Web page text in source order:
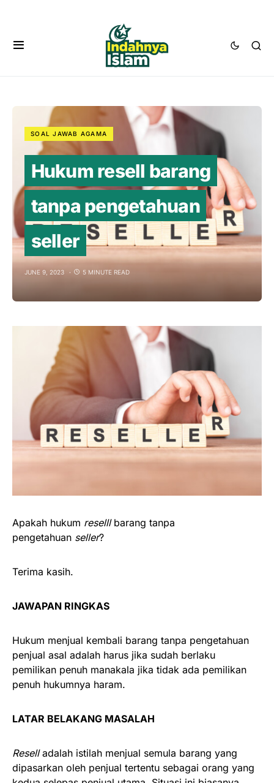
SOAL JAWAB AGAMA
Hukum resell barang
tanpa pengetahuan
seller
JUNE 9, 2023 5 MINUTE READ
Apakah hukum reselllbarang tanpa
pengetahuan seller?
Terima kasih.
JAWAPAN RINGKAS
Hukum menjual kembali barang tanpa pengetahuan
penjual asal adalah harus jika sudah berlaku
pemilikan penuh manakala jika tidak ada pemilikan
penuh hukumnya haram.
LATAR BELAKANG MASALAH
Reselladalah istilah menjual semula barang yang
dipasarkan oleh penjual tertentu sebagai orang yang